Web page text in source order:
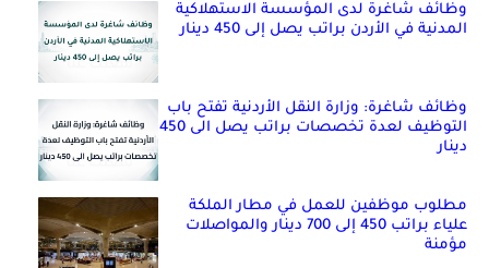
وظائف شاغرة لدى المؤسسة الاستهلاكية
المدنية في الأردن براتب يصل إلى 450 دينار
وظائف شاغرة: وزارة النقل الأردنية تفتح باب
التوظيف لعدة تخصصات براتب يصل الى 450
دينار
مطلوب موظفين للعمل في مطار الملكة
علياء براتب 450 إلى 700 دينار والمواصلات
مؤمنة